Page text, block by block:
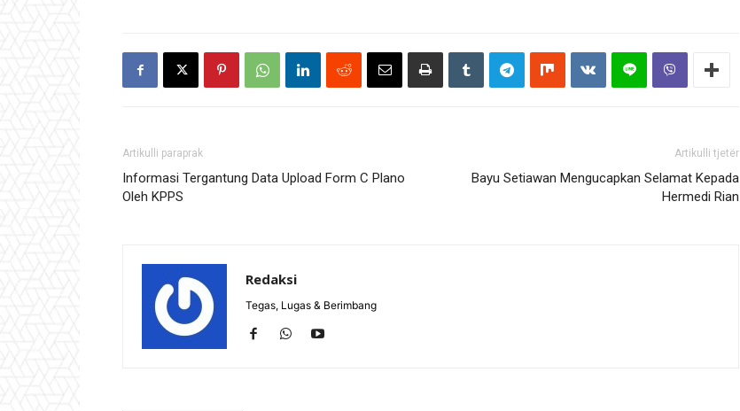
Artikulli paraprak
Informasi Tergantung Data Upload Form C Plano
Oleh KPPS
Artikulli tjetër
Bayu Setiawan Mengucapkan Selamat Kepada
Hermedi Rian
Redaksi
Tegas, Lugas & Berimbang